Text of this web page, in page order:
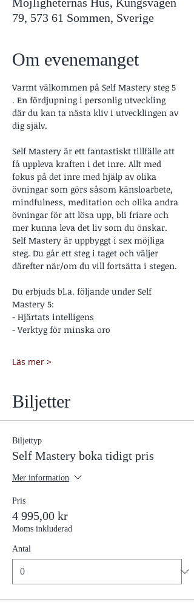
79, 573 61 Sommen, Sverige
Om evenemanget
Varmt välkommen på Self Mastery steg 5
. En fördjupning i personlig utveckling
där du kan ta nästa kliv i utvecklingen av
dig själv.
Self Mastery är ett fantastiskt tillfälle att
få uppleva kraften i det inre. Allt med
fokus på det inre med hjälp av olika
övningar som görs såsom känsloarbete,
mindfulness, meditation och olika andra
övningar för att lösa upp, bli friare och
mer kunna leva det liv som du önskar.
Self Mastery är uppbyggt i sex möjliga
steg. Du går ett steg i taget och väljer
därefter när/om du vill fortsätta i stegen.
Du erbjuds bl.a. följande under Self
Mastery 5:
- Hjärtats intelligens
- Verktyg för minska oro
Läs mer >
Biljetter
Biljettyp
Self Mastery boka tidigt pris
Mer information
Pris
4 995,00 kr
Moms inkluderad
Antal